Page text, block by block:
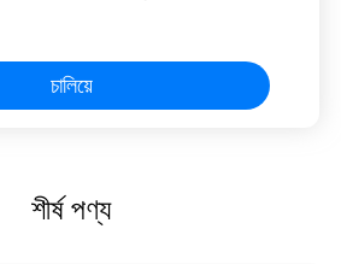
চালিয়ে
শীর্ষ পণ্য